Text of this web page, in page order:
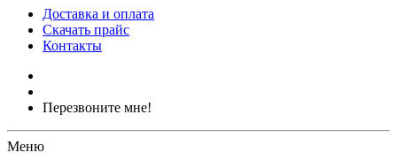
Доставка и оплата
Скачать прайс
Контакты
Перезвоните мне!
Меню